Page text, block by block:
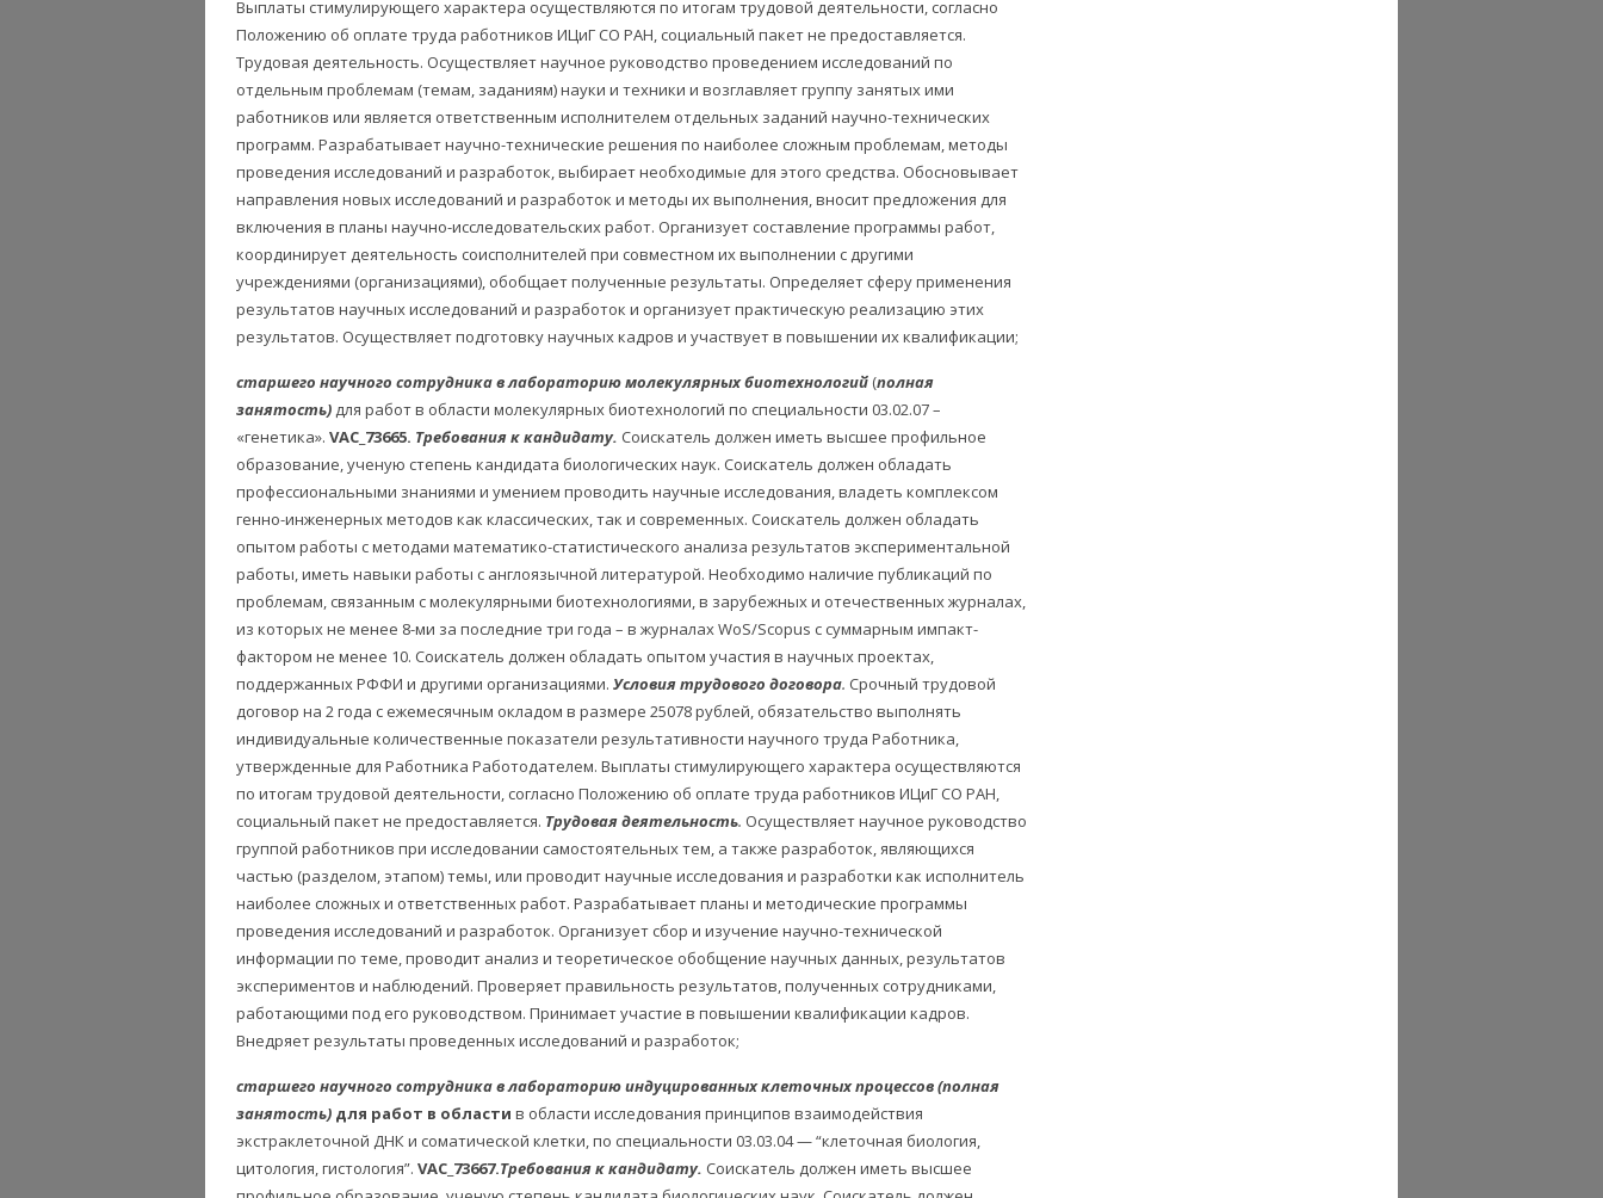
Выплаты стимулирующего характера осуществляются по итогам трудовой деятельности, согласно
Положению об оплате труда работников ИЦиГ СО РАН, социальный пакет не предоставляется.
Трудовая деятельность. Осуществляет научное руководство проведением исследований по
отдельным проблемам (темам, заданиям) науки и техники и возглавляет группу занятых ими
работников или является ответственным исполнителем отдельных заданий научно-технических
программ. Разрабатывает научно-технические решения по наиболее сложным проблемам, методы
проведения исследований и разработок, выбирает необходимые для этого средства. Обосновывает
направления новых исследований и разработок и методы их выполнения, вносит предложения для
включения в планы научно-исследовательских работ. Организует составление программы работ,
координирует деятельность соисполнителей при совместном их выполнении с другими
учреждениями (организациями), обобщает полученные результаты. Определяет сферу применения
результатов научных исследований и разработок и организует практическую реализацию этих
результатов. Осуществляет подготовку научных кадров и участвует в повышении их квалификации;
старшего научного сотрудника в лабораториюмолекулярных биотехнологий (полная
занятость) для работ в области молекулярных биотехнологий по специальности 03.02.07 –
«генетика». VAC_73665. Требования к кандидату. Соискатель должен иметь высшее профильное
образование, ученую степень кандидата биологических наук. Соискатель должен обладать
профессиональными знаниями и умением проводить научные исследования, владеть комплексом
генно-инженерных методов как классических, так и современных. Соискатель должен обладать
опытом работы с методами математико-статистического анализа результатов экспериментальной
работы, иметь навыки работы с англоязычной литературой. Необходимо наличие публикаций по
проблемам, связанным с молекулярными биотехнологиями, в зарубежных и отечественных журналах,
из которых не менее 8-ми за последние три года – в журналах WoS/Scopus с суммарным импакт-
фактором не менее 10. Соискатель должен обладать опытом участия в научных проектах,
поддержанных РФФИ и другими организациями. Условия трудового договора. Срочный трудовой
договор на 2 года с ежемесячным окладом в размере 25078 рублей, обязательство выполнять
индивидуальные количественные показатели результативности научного труда Работника,
утвержденные для Работника Работодателем. Выплаты стимулирующего характера осуществляются
по итогам трудовой деятельности, согласно Положению об оплате труда работников ИЦиГ СО РАН,
социальный пакет не предоставляется. Трудовая деятельность. Осуществляет научное руководство
группой работников при исследовании самостоятельных тем, а также разработок, являющихся
частью (разделом, этапом) темы, или проводит научные исследования и разработки как исполнитель
наиболее сложных и ответственных работ. Разрабатывает планы и методические программы
проведения исследований и разработок. Организует сбор и изучение научно-технической
информации по теме, проводит анализ и теоретическое обобщение научных данных, результатов
экспериментов и наблюдений. Проверяет правильность результатов, полученных сотрудниками,
работающими под его руководством. Принимает участие в повышении квалификации кадров.
Внедряет результаты проведенных исследований и разработок;
старшего научного сотрудника в лабораторию индуцированных клеточных процессов(полная
занятость) для работ в области в области исследования принципов взаимодействия
экстраклеточной ДНК и соматической клетки, по специальности 03.03.04 — “клеточная биология,
цитология, гистология”. VAC_73667.Требования к кандидату. Соискатель должен иметь высшее